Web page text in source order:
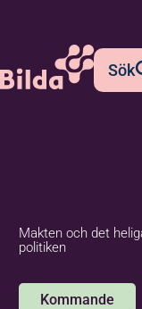
Sök
Makten och det
politiken
Kommande